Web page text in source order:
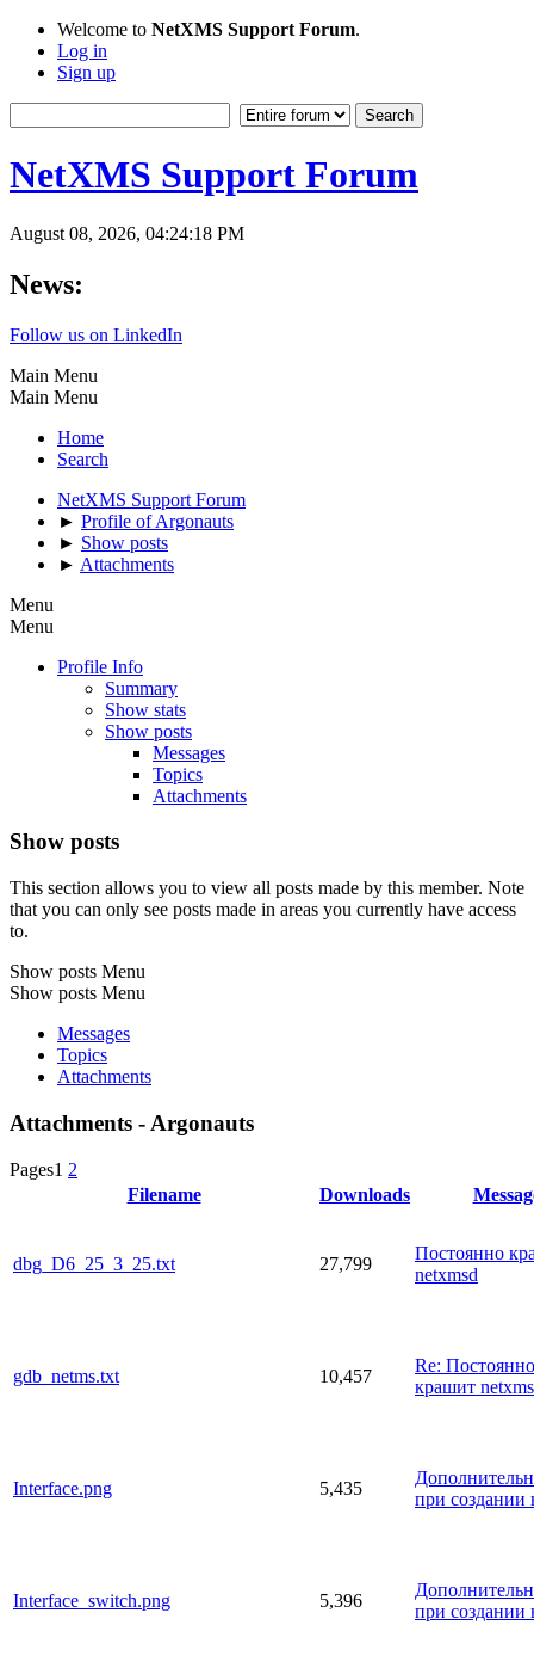
Welcome to NetXMS Support Forum.
Log in
Sign up
NetXMS Support Forum
August 08, 2026, 04:24:18 PM
News:
Follow us on LinkedIn
Main Menu
Main Menu
Home
Search
NetXMS Support Forum
► Profile of Argonauts
► Show posts
► Attachments
Menu
Menu
Profile Info
Summary
Show stats
Show posts
Messages
Topics
Attachments
Show posts
This section allows you to view all posts made by this member. Note
that you can only see posts made in areas you currently have access
to.
Show posts Menu
Show posts Menu
Messages
Topics
Attachments
Attachments - Argonauts
Pages1 2
Filename
Downloads
dbg_D6_25_3_25.txt 27,799
Постоянно
netxmsd
gdb_netms.txt 10,457
Re: Постоянно
крашит
Interface.png 5,435
при создании
Interface_switch.png 5,396
при создании